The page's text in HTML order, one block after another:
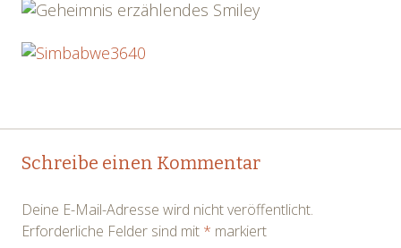
Post
Schreibe einen Kommentar
Deine E-Mail-Adresse wird nicht veröffentlicht.
Erforderliche Felder sind mit * markiert